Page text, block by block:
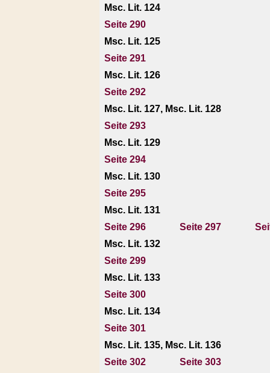
Msc. Lit. 124
Seite 290
Msc. Lit. 125
Seite 291
Msc. Lit. 126
Seite 292
Msc. Lit. 127, Msc. Lit. 128
Seite 293
Msc. Lit. 129
Seite 294
Msc. Lit. 130
Seite 295
Msc. Lit. 131
Seite 296
Seite 297
Msc. Lit. 132
Seite 299
Msc. Lit. 133
Seite 300
Msc. Lit. 134
Seite 301
Msc. Lit. 135, Msc. Lit. 136
Seite 302
Seite 303